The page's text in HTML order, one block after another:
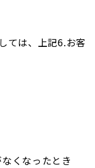
ては、上記6.お客
くなったとき